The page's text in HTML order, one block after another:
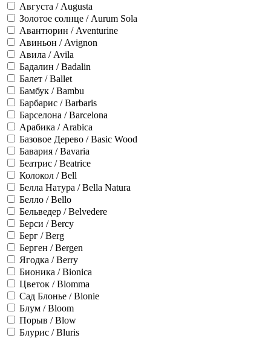
Августа / Augusta
Золотое солнце / Aurum Sola
Авантюрин / Aventurine
Авиньон / Avignon
Авила / Avila
Бадалин / Badalin
Балет / Ballet
Бамбук / Bambu
Барбарис / Barbaris
Барселона / Barcelona
Арабика / Arabica
Базовое Дерево / Basic Wood
Бавария / Bavaria
Беатрис / Beatrice
Колокол / Bell
Белла Натура / Bella Natura
Белло / Bello
Бельведер / Belvedere
Берси / Bercy
Берг / Berg
Берген / Bergen
Ягодка / Berry
Бионика / Bionica
Цветок / Blomma
Сад Блонье / Blonie
Блум / Bloom
Порыв / Blow
Блурис / Bluris